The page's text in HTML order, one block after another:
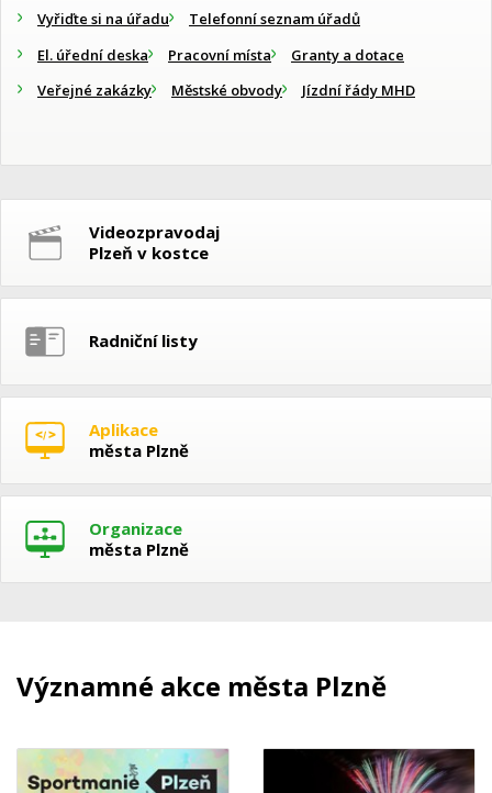
Vyřiďte si na úřadu
Telefonní seznam úřadů
El. úřední deska
Pracovní místa
Granty a dotace
Veřejné zakázky
Městské obvody Jízdní řády MHD
Videozpravodaj
Plzeň v kostce
Radniční listy
Aplikace
města Plzně
Organizace
města Plzně
Významné akce města Plzně